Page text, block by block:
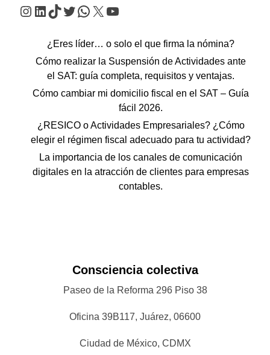
Instagram
LinkedIn
TikTok
Twitter
WhatsApp
X YouTube
¿Eres líder… o solo el que firma la nómina?
Cómo realizar la Suspensión de Actividades ante
el SAT: guía completa, requisitos y ventajas.
Cómo cambiar mi domicilio fiscal en el SAT – Guía
fácil 2026.
¿RESICO o Actividades Empresariales? ¿Cómo
elegir el régimen fiscal adecuado para tu actividad?
La importancia de los canales de comunicación
digitales en la atracción de clientes para empresas
contables.
Consciencia colectiva
Paseo de la Reforma 296 Piso 38
Oficina 39B117, Juárez, 06600
Ciudad de México, CDMX